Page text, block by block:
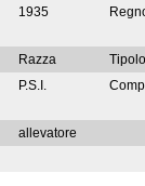
1935
Razza
P.S.I.
allevatore